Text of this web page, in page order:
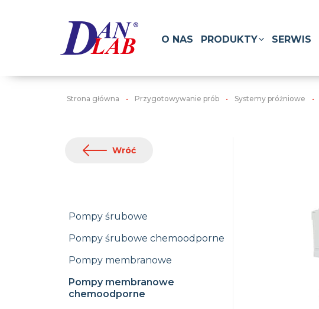
O NAS PRODUKTY SERWIS
Strona główna Przygotowywanie prób Systemy próżniowe
Wróć
Pompy śrubowe
Pompy śrubowe chemoodporne
Pompy membranowe
Pompy membranowe
chemoodporne